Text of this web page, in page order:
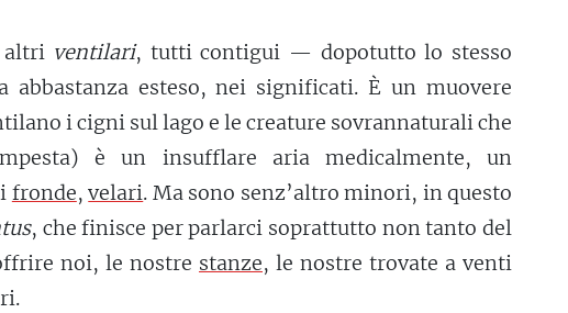
altri ventilari, tutti contigui — dopotutto lo stesso
esteso, nei significati. È un muovere
i cigni sul lago e le creature sovrannaturali che
è un insufflare aria medicalmente, un
fronde,velari. Ma sono senz’altro minori, in questo
, che finisce per parlarci soprattutto non tanto del
noi, le nostre stanze, le nostre trovate a venti